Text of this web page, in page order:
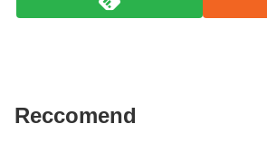
Reccomend